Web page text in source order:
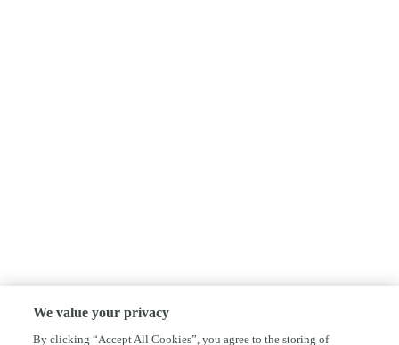
We value your privacy
By clicking “Accept All Cookies”, you agree to the storing of